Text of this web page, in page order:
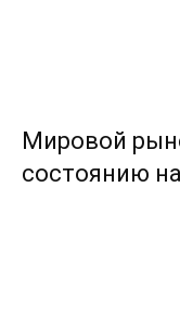
Мировой
состоянию